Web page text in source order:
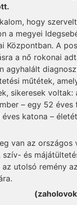
hogy
a megyei
Központban. A
a nő rokonai
agyhalált
műtétek,
sikeresek voltak:
– egy 52
éves katona –
van az országos
és
utolsó remény